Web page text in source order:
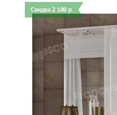
Скидка 2 180 р.